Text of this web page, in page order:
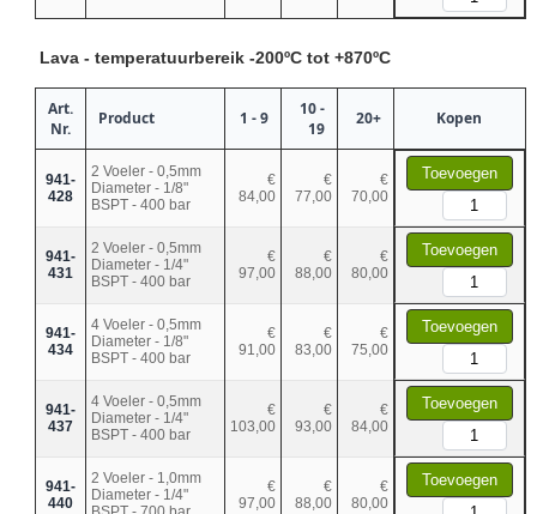
Lava - temperatuurbereik -200ºC tot +870ºC
Art.
Nr.
Product 1 - 9
10 -
19
20+ Kopen
941-
428
2 Voeler - 0,5mm
Diameter - 1/8"
BSPT - 400 bar
€
84,00
€
77,00
€
70,00
Toevoegen
941-
431
2 Voeler - 0,5mm
Diameter - 1/4"
BSPT - 400 bar
€
97,00
€
88,00
€
80,00
Toevoegen
941-
434
4 Voeler - 0,5mm
Diameter - 1/8"
BSPT - 400 bar
€
91,00
€
83,00
€
75,00
Toevoegen
941-
437
4 Voeler - 0,5mm
Diameter - 1/4"
BSPT - 400 bar
€
103,00
€
93,00
€
84,00
Toevoegen
941-
440
2 Voeler - 1,0mm
Diameter - 1/4"
€
97,00
€
88,00
€
80,00
Toevoegen